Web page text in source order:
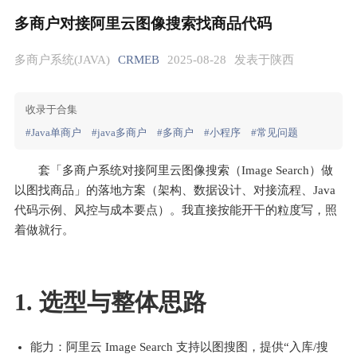
多商户对接阿里云图像搜索找商品代码
多商户系统(JAVA) CRMEB 2025-08-28 发表于陕西
收录于合集
#Java单商户
#java多商户 #多商户 #小程序 #常见问题
套「多商户系统对接阿里云图像搜索（Image Search）做
以图找商品」的落地方案（架构、数据设计、对接流程、Java
代码示例、风控与成本要点）。我直接按能开干的粒度写，照
着做就行。
1. 选型与整体思路
能力：阿里云 Image Search 支持以图搜图，提供“入库/搜